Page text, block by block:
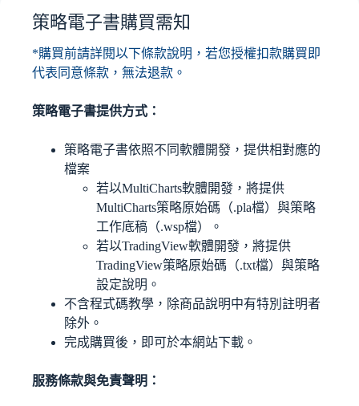
策略電子書購買需知
*購買前請詳閱以下條款說明，若您授權扣款購買即
代表同意條款，無法退款。
策略電子書提供方式：
策略電子書依照不同軟體開發，提供相對應的
檔案
若以MultiCharts軟體開發，將提供
MultiCharts策略原始碼（.pla檔）與策略
工作底稿（.wsp檔）。
若以TradingView軟體開發，將提供
TradingView策略原始碼（.txt檔）與策略
設定說明。
不含程式碼教學，除商品說明中有特別註明者
除外。
完成購買後，即可於本網站下載。
服務條款與免責聲明：